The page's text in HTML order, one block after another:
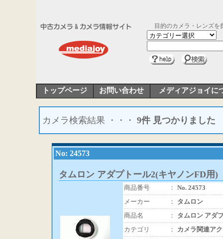
目的のカメラ・レンズを
トップページ お問い合わせ メディアジョイに
カメラ検索結果 ・・・ 9件 見つかりました
No: 24573
タムロン アダプトール2(キヤノンFD用)
商品番号 ： No. 24573
メーカー
：
タムロン
商品名
：
タムロン アダ
カテゴリ
：
カメラ関連ア